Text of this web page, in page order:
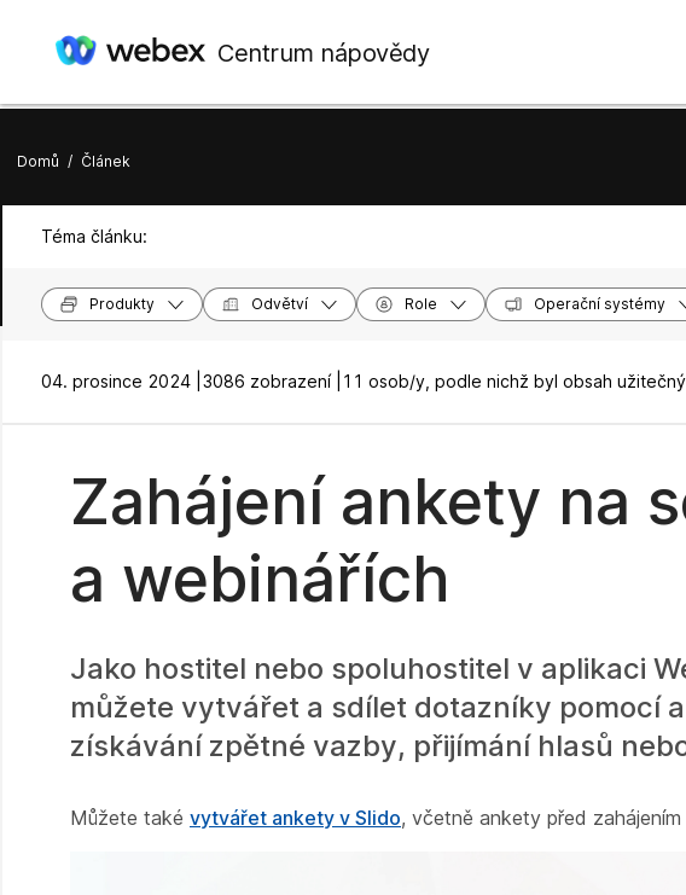
Centrum nápovědy
Domů / Článek
Téma článku:
Produkty Odvětví Role Operační systémy
04. prosince 2024 | 3086 zobrazení | 11 osob/y, podle nichž byl obsah užitečný
Zahájení ankety na
a webinářích
Jako hostitel nebo spoluhostitel v aplikaci
můžete vytvářet a sdílet dotazníky pomocí
získávání zpětné vazby, přijímání hlasů
Můžete také vytvářet ankety v Slido, včetně ankety před